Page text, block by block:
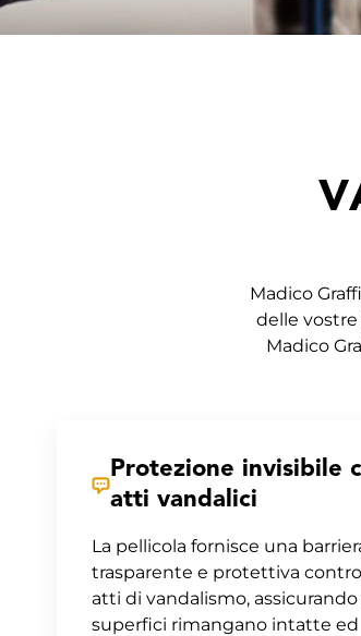
Madico
delle
Madico
Protezione invisibile
atti vandalici
La pellicola fornisce una
trasparente e protettiva
atti di vandalismo, assicurando
superfici rimangano intatte ed